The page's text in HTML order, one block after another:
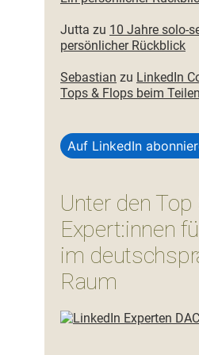
Jutta zu 10 Jahre solo-
persönlicher Rückblick
Sebastian zu LinkedIn
Tops & Flops beim
Auf LinkedIn
Unter den Top
Expert:innen
im
Raum